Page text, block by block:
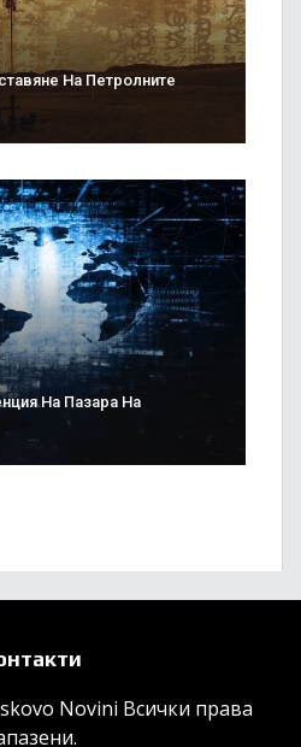
На Петролните
На Пазара На
Novini Всички права